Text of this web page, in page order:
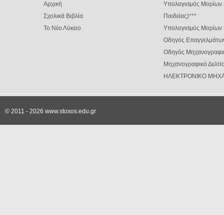
Αρχική
Σχολικά Βιβλία
Το Νέο Λύκειο
Υπολογισμός Μορίων
Παιδείας)***
Υπολογισμός
Οδηγός
Οδηγός
Μηχανογραφικό
ΗΛΕΚΤΡΟΝΙΚΟ
© 2011 - 2026 www.stoxos.edu.gr